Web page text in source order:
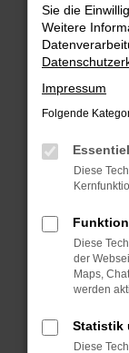
Beim Laden
Hier sind
deine
Prüfe
können
Sie die
Weitere
Impressum
Folgende
Diese
Diese
der
Maps,
werden
Statistik
Diese